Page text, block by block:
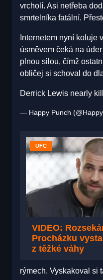
vrcholí. Asi netřeba
smrtelníka fatální.
Internetem nyní koluje
úsměvem čeká na
plnou silou, čímž
obličej si schoval do
Derrick Lewis nearly
— Happy Punch
UFC
VIDEO:
Procházku
z těžké váhy
rýmech. Vyskakoval si